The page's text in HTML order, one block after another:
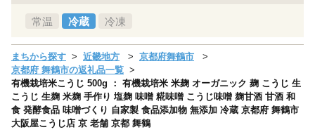
常温 冷蔵 冷凍
まちから探す 近畿地方
京都府舞鶴市
京都府 舞鶴市の返礼品一覧
有機栽培米こうじ 500g ： 有機栽培米 米麹 オーガニック 麹 こうじ 生
こうじ 生麹 米麹 手作り 塩麹 味噌 糀味噌 こうじ味噌 麹甘酒 甘酒 和
食 発酵食品 味噌づくり 自家製 食品添加物 無添加 冷蔵 京都府 舞鶴市
大阪屋こうじ店 京 老舗 京都 舞鶴